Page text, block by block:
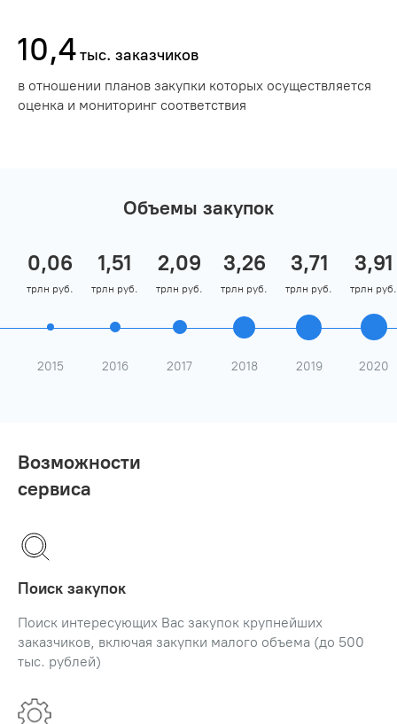
10,4тыс. заказчиков
в отношении планов закупки которых осуществляется
оценка и мониторинг соответствия
Объемы закупок
0,06
трлн руб.
2015
1,51
трлн руб.
2016
2,09
трлн руб.
2017
3,26
трлн руб.
2018
3,71
трлн руб.
2019
3,91
трлн руб.
2020
Возможности
сервиса
Поиск закупок
Поиск интересующих Вас закупок крупнейших
заказчиков, включая закупки малого объема (до 500
тыс. рублей)